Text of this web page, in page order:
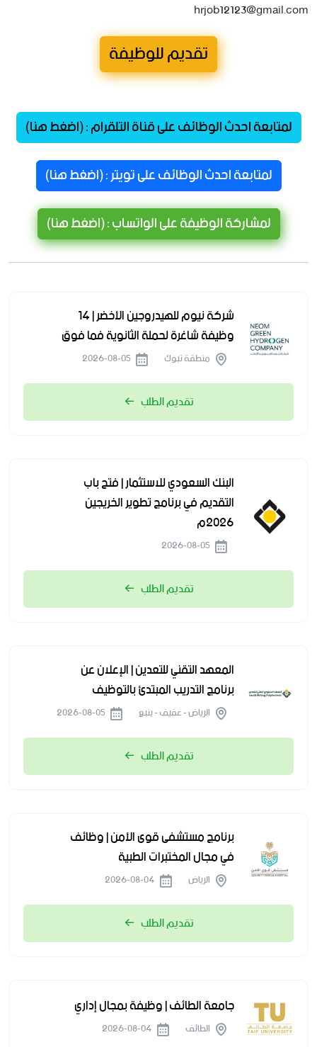
تقديم للوظيفة
لمتابعة احدث الوظائف على قناة التلقرام : (اضغط هنا)
لمتابعة احدث الوظائف على تويتر : (اضغط هنا)
لمشاركة الوظيفة على الواتساب : (اضغط هنا)
شركة نيوم للهيدروجين الأخضر | 14
وظيفة شاغرة لحملة الثانوية فما فوق
منطقة تبوك
تقديم الطلب
البنك السعودي للاستثمار | فتح باب
التقديم في برنامج تطوير الخريجين
2026م
تقديم الطلب
المعهد التقني للتعدين | الإعلان عن
برنامج التدريب المبتدئ بالتوظيف
الرياض - عفيف - ينبع
تقديم الطلب
برنامج مستشفى قوى الأمن | وظائف
في مجال المختبرات الطبية
الرياض
تقديم الطلب
جامعة الطائف | وظيفة بمجال إداري
الطائف